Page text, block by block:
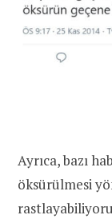
Ayrıca, bazı
öksürülmesi